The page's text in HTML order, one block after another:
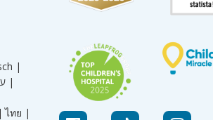
|
עברית |
ไทย |